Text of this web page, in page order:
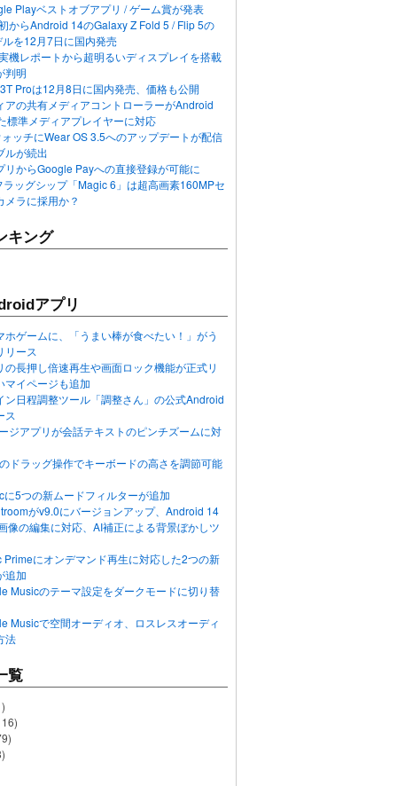
Playベストオブアプリ / ゲーム賞が発表
からAndroid 14のGalaxy Z Fold 5 / Flip 5の
を12月7日に国内発売
機レポートから超明るいディスプレイを搭載
判明
Proは12月8日に国内発売、価格も公開
アの共有メディアコントローラーがAndroid
標準メディアプレイヤーに対応
ッチにWear OS 3.5へのアップデートが配信
ルが続出
リからGoogle Payへの直接登録が可能に
ッグシップ「Magic 6」は超高画素160MPセ
メラに採用か？
キング
アプリ
ホゲームに、「うまい棒が食べたい！」がう
リース
の長押し倍速再生や画面ロック機能が正式リ
マイページも追加
ン日程調整ツール「調整さん」の公式Android
ス
ジアプリが会話テキストのピンチズームに対
ドラッグ操作でキーボードの高さを調節可能
に5つの新ムードフィルターが追加
がv9.0にバージョンアップ、Android 14
像の編集に対応、AI補正による背景ぼかしツ
Primeにオンデマンド再生に対応した2つの新
追加
Musicのテーマ設定をダークモードに切り替
Musicで空間オーディオ、ロスレスオーディ
法
覧